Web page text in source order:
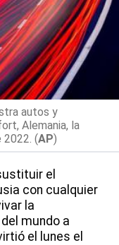
autos y
Alemania, la
2022. (AP)
el
con cualquier
la
mundo a
el lunes el